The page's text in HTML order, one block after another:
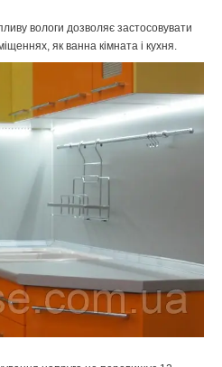
вологи дозволяє застосовувати
як ванна кімната і кухня.